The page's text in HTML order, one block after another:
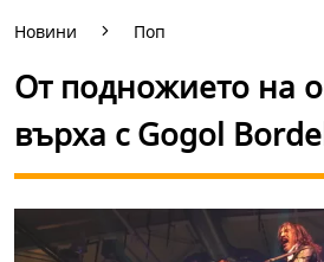
Новини Поп
От подножието на
върха с Gogol